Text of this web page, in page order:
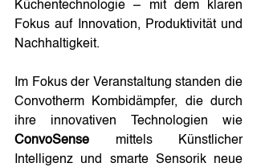
Küchentechnologie – mit dem klaren
Fokus auf Innovation, Produktivität und
Nachhaltigkeit.
Im Fokus der Veranstaltung standen die
Convotherm Kombidämpfer, die durch
ConvoSense mittels Künstlicher
Intelligenz und smarte Sensorik neue